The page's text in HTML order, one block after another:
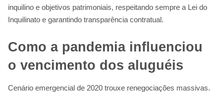
inquilino e objetivos patrimoniais, respeitando sempre a Lei do
Inquilinato e garantindo transparência contratual.
Como a pandemia influenciou
o vencimento dos aluguéis
Cenário emergencial de 2020 trouxe renegociações massivas.